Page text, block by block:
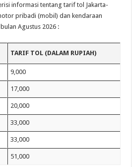
informasi tentang tarif tol Jakarta-
pribadi (mobil) dan kendaraan
Agustus 2026 :
TARIF TOL (DALAM RUPIAH)
9,000
17,000
20,000
33,000
33,000
51,000